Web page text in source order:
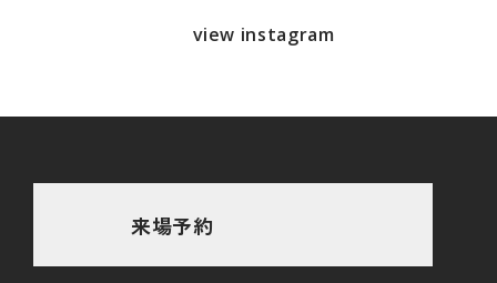
view instagram
来場予約